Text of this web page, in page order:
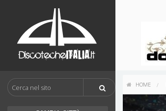
HOME